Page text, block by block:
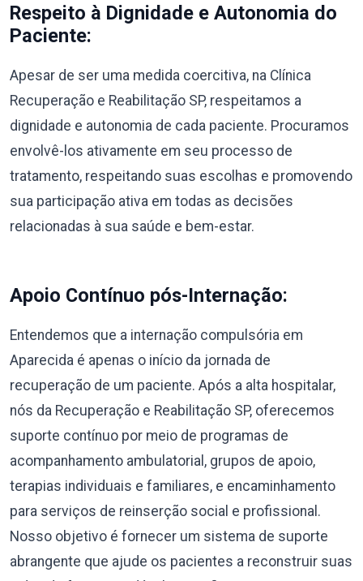
Respeito à Dignidade e Autonomia do
Paciente:
Apesar de ser uma medida coercitiva, na Clínica
Recuperação e Reabilitação SP, respeitamos a
dignidade e autonomia de cada paciente. Procuramos
envolvê-los ativamente em seu processo de
tratamento, respeitando suas escolhas e promovendo
sua participação ativa em todas as decisões
relacionadas à sua saúde e bem-estar.
Apoio Contínuo pós-Internação:
Entendemos que a internação compulsória em
Aparecida é apenas o início da jornada de
recuperação de um paciente. Após a alta hospitalar,
nós da Recuperação e Reabilitação SP, oferecemos
suporte contínuo por meio de programas de
acompanhamento ambulatorial, grupos de apoio,
terapias individuais e familiares, e encaminhamento
para serviços de reinserção social e profissional.
Nosso objetivo é fornecer um sistema de suporte
abrangente que ajude os pacientes a reconstruir suas